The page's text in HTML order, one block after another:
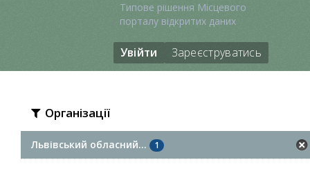
Типове рішення Місцевого
порталу відкритих даних
Увійти Зареєструватись
Організації
Львівський обласний... 1